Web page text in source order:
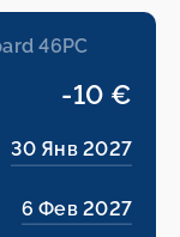
46PC
-10 €
30 Янв 2027
6 Фев 2027